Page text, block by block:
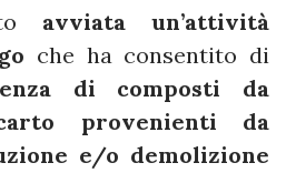
avviata un’attività
che ha consentito di
di composti da
provenienti da
e/o demolizione